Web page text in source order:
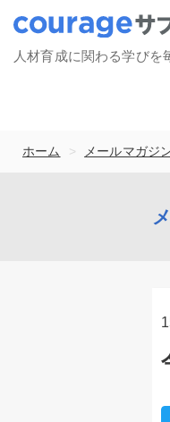
人材育成に関わる学びを
ホーム > メールマガジ